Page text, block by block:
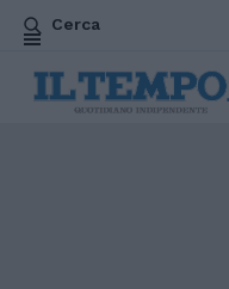
Cerca